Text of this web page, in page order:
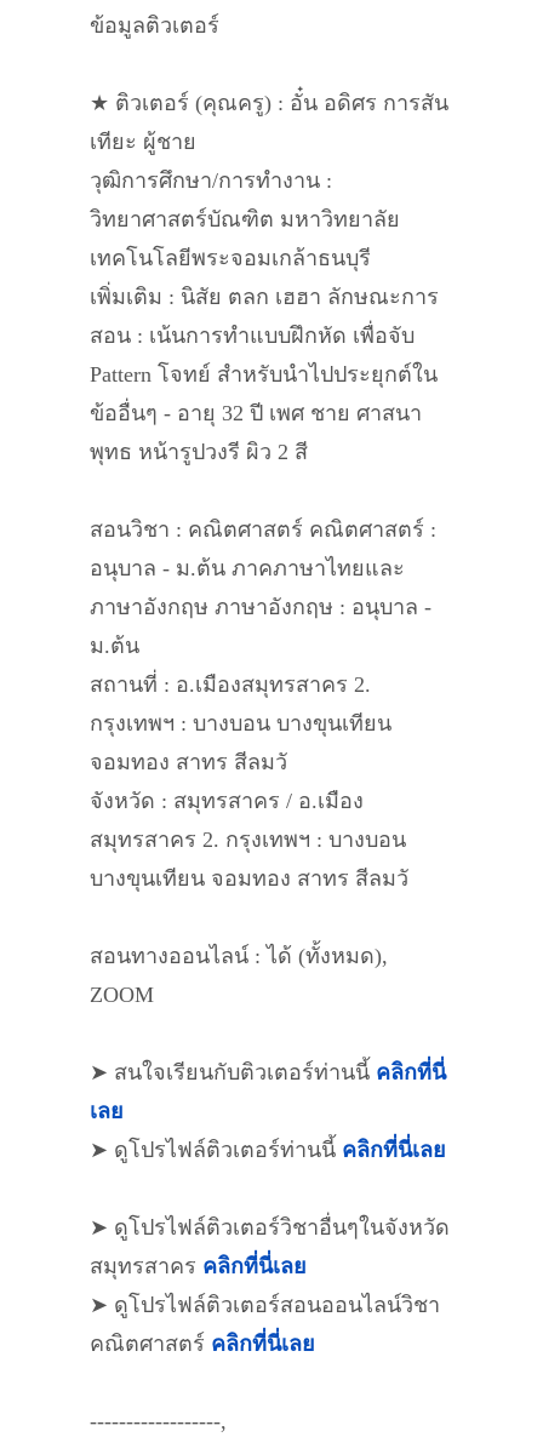
ข้อมูลติวเตอร์
★ ติวเตอร์ (คุณครู) : อั๋น อดิศร การสัน
เทียะ ผู้ชาย
วุฒิการศึกษา/การทำงาน :
วิทยาศาสตร์บัณฑิต มหาวิทยาลัย
เทคโนโลยีพระจอมเกล้าธนบุรี
เพิ่มเติม : นิสัย ตลก เฮฮา ลักษณะการ
สอน : เน้นการทำแบบฝึกหัด เพื่อจับ
Pattern โจทย์ สำหรับนำไปประยุกต์ใน
ข้ออื่นๆ - อายุ 32 ปี เพศ ชาย ศาสนา
พุทธ หน้ารูปวงรี ผิว 2 สี
สอนวิชา : คณิตศาสตร์ คณิตศาสตร์ :
อนุบาล - ม.ต้น ภาคภาษาไทยและ
ภาษาอังกฤษ ภาษาอังกฤษ : อนุบาล -
ม.ต้น
สถานที่ : อ.เมืองสมุทรสาคร 2.
กรุงเทพฯ : บางบอน บางขุนเทียน
จอมทอง สาทร สีลมวั
จังหวัด : สมุทรสาคร / อ.เมือง
สมุทรสาคร 2. กรุงเทพฯ : บางบอน
บางขุนเทียน จอมทอง สาทร สีลมวั
สอนทางออนไลน์ : ได้ (ทั้งหมด),
ZOOM
➤ สนใจเรียนกับติวเตอร์ท่านนี้ คลิกที่นี่
เลย
➤ ดูโปรไฟล์ติวเตอร์ท่านนี้ คลิกที่นี่เลย
➤ ดูโปรไฟล์ติวเตอร์วิชาอื่นๆในจังหวัด
สมุทรสาคร คลิกที่นี่เลย
➤ ดูโปรไฟล์ติวเตอร์สอนออนไลน์วิชา
คณิตศาสตร์ คลิกที่นี่เลย
------------------,